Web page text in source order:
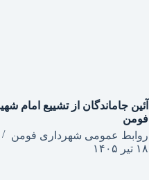
آئین جاماندگان از تشییع امام
فومن
روابط عمومی شهرداری فومن
۱۸ تیر ۱۴۰۵